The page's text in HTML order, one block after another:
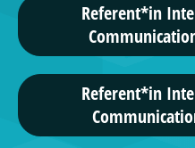
Referent*in
Referent*in